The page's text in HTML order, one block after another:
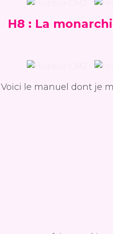
H8 : La
Voici le manuel dont je